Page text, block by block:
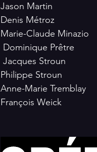
Jason Martin
Denis Métroz
Marie-Claude Minazio
Dominique Prêtre
Jacques Stroun
Philippe Stroun
Anne-Marie Tremblay
François Weick